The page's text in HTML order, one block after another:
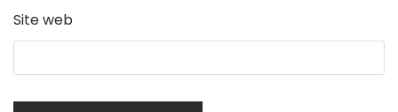
Site web